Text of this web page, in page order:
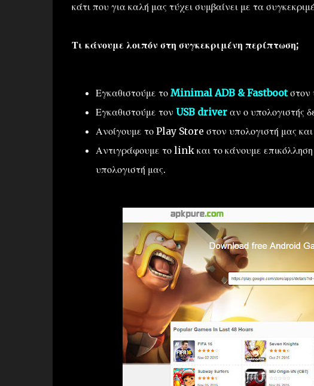
κάτι που για καλή μας τύχει συμβαίνει με τα
Τι κάνουμε λοιπόν στη συγκεκριμένη περίπτωση;
Εγκαθιστούμε το Minimal ADB & Fastbootστον
Εγκαθιστούμε τον USB driverαν ο υπολογιστής
Ανοίγουμε το Play Store στον υπολογιστή μας
Αντιγράφουμε το link και το κάνουμε
υπολογιστή μας.